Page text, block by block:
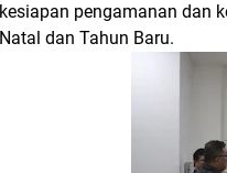
kesiapan pengamanan dan
Natal dan Tahun Baru.